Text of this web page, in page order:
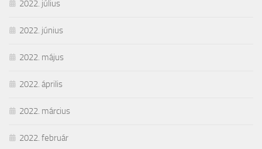
2022. július
2022. június
2022. május
2022. április
2022. március
2022. február